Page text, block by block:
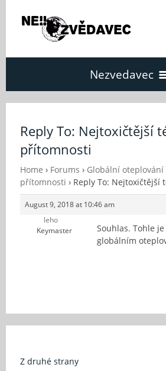
Nezvedavec
O Nezvědavci
Kontakt
Reply To: Nejtoxičtější
přítomnosti
Home › Forums › Globální oteplování
přítomnosti › Reply To: Nejtoxičtější
August 9, 2018 at 10:46 am
leho
Keymaster
Souhlas. Tohle
globálním
Z druhé strany